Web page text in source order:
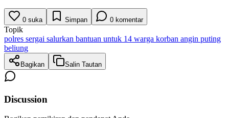
0 suka Simpan 0 komentar
Topik
polres sergai salurkan bantuan untuk 14 warga korban angin puting
beliung
Bagikan Salin Tautan
Discussion